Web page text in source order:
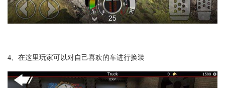
4、在这里玩家可以对自己喜欢的车进行换装